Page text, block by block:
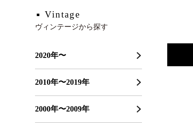
Vintage
ヴィンテージから探す
2020年〜
2010年〜2019年
2000年〜2009年